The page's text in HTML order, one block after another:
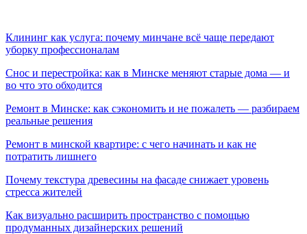
Клининг как услуга: почему минчане всё чаще передают
уборку профессионалам
Снос и перестройка: как в Минске меняют старые дома — и
во что это обходится
Ремонт в Минске: как сэкономить и не пожалеть — разбираем
реальные решения
Ремонт в минской квартире: с чего начинать и как не
потратить лишнего
Почему текстура древесины на фасаде снижает уровень
стресса жителей
Как визуально расширить пространство с помощью
продуманных дизайнерских решений